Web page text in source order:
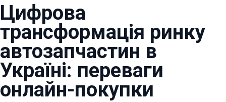
Цифрова
трансформація ринку
автозапчастин в
Україні: переваги
онлайн-покупки